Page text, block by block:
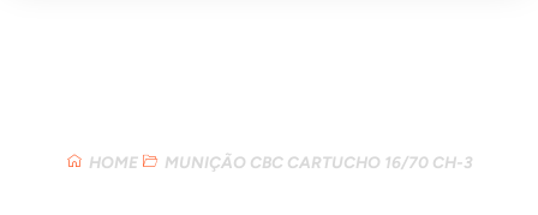
HOME MUNIÇÃO CBC CARTUCHO 16/70 CH-3